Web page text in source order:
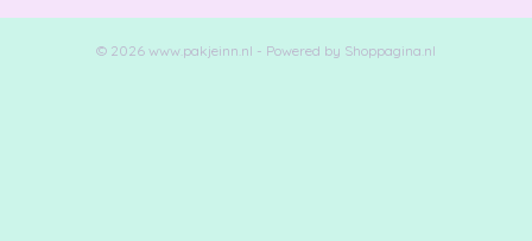
© 2026 www.pakjeinn.nl - Powered by Shoppagina.nl